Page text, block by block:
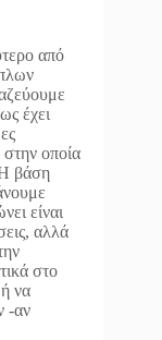
από
έχει
οποία
Η βάση
είναι
αλλά
στο
να
-αν